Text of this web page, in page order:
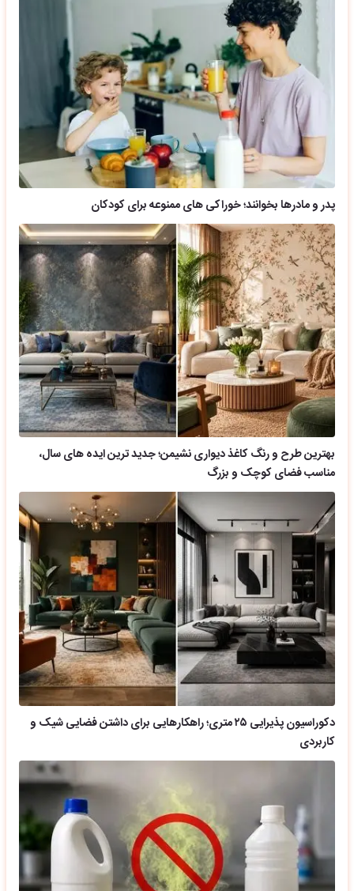
پدر و مادرها بخوانند؛ خوراکی های ممنوعه برای کودکان
بهترین طرح و رنگ کاغذ دیواری نشیمن؛ جدید ترین ایده های سال،
مناسب فضای کوچک و بزرگ
دکوراسیون پذیرایی ۲۵ متری؛ راهکارهایی برای داشتن فضایی شیک و
کاربردی